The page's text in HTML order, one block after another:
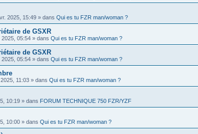
2025, 15:49 » dans Qui es tu FZR man/woman ?
de GSXR
2025, 05:54 » dans Qui es tu FZR man/woman ?
de GSXR
2025, 05:54 » dans Qui es tu FZR man/woman ?
11:03 » dans Qui es tu FZR man/woman ?
10:19 » dans FORUM TECHNIQUE 750 FZR/YZF
10:00 » dans Qui es tu FZR man/woman ?